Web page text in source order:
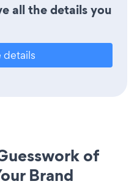
all the details you
details
of
Brand